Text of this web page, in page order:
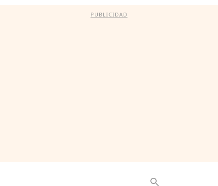
PUBLICIDAD